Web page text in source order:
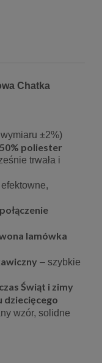
Chatka
±2%)
poliester
trwała i
efektowne,
lamówka
– szybkie
Świąt i zimy
dziecięcego
wzór, solidne